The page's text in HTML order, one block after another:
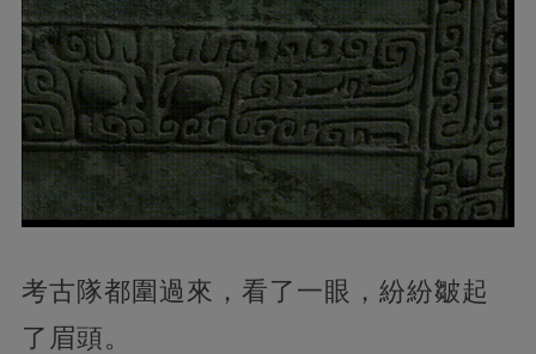
考古隊都圍過來，看了一眼，紛紛皺起
了眉頭。